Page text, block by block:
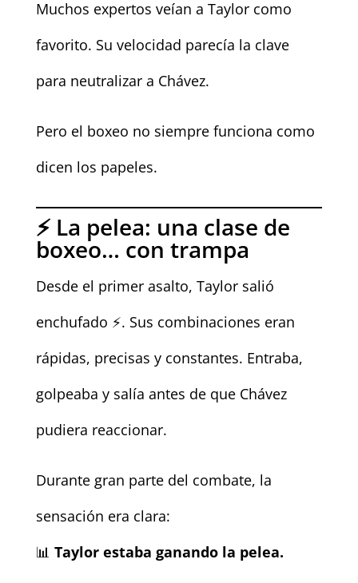
Muchos expertos veían a Taylor como
favorito. Su velocidad parecía la clave
para neutralizar a Chávez.
Pero el boxeo no siempre funciona como
dicen los papeles.
⚡ La pelea: una clase de
boxeo… con trampa
Desde el primer asalto, Taylor salió
enchufado ⚡. Sus combinaciones eran
rápidas, precisas y constantes. Entraba,
golpeaba y salía antes de que Chávez
pudiera reaccionar.
Durante gran parte del combate, la
sensación era clara:
📊 Taylor estaba ganando la pelea.